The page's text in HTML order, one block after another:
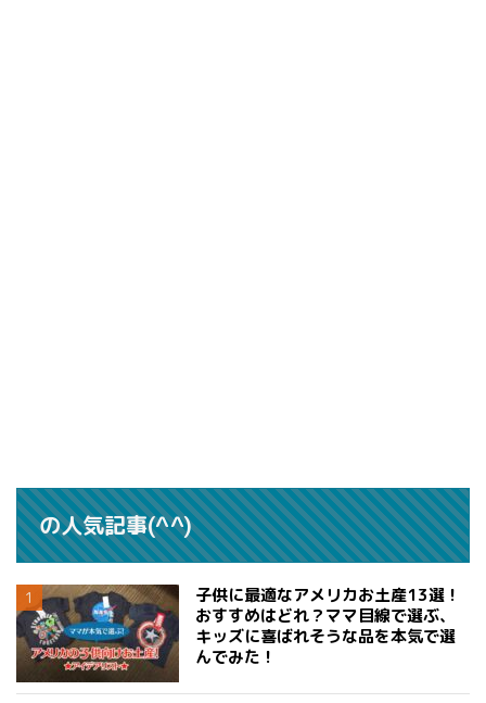
の人気記事(^^)
子供に最適なアメリカお土産13選！
おすすめはどれ？ママ目線で選ぶ、
キッズに喜ばれそうな品を本気で選
んでみた！